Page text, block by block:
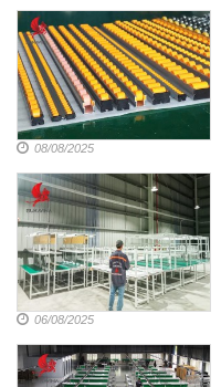
08/08/2025
06/08/2025